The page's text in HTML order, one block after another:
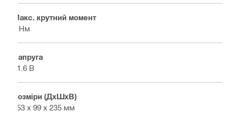
Макс. крутний момент
7 Нм
Напруга
21.6 В
Розміри (ДхШхВ)
253 x 99 x 235 мм